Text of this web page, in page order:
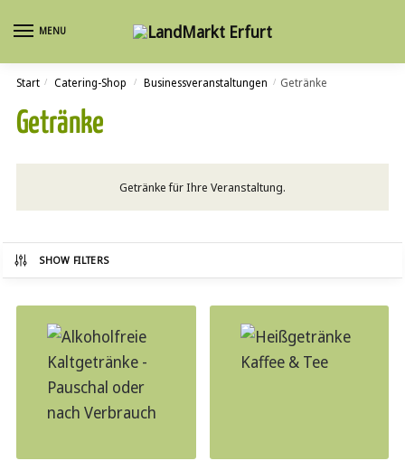
to
navigation
to
content
MENU
Start / Catering-Shop / Businessveranstalt­ungen / Getränke
Getränke
Getränke für Ihre Veranstaltung.
SHOW FILTERS